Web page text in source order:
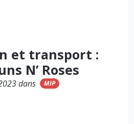
et transport :
N’ Roses
dans MIP